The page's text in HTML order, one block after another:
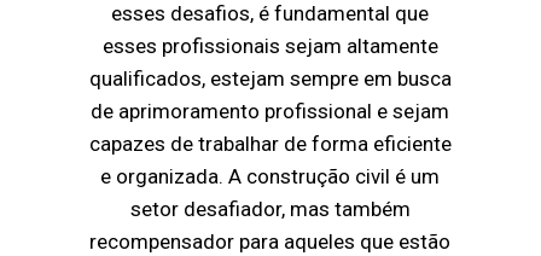
esses desafios, é fundamental que
esses profissionais sejam altamente
qualificados, estejam sempre em busca
de aprimoramento profissional e sejam
capazes de trabalhar de forma eficiente
e organizada. A construção civil é um
setor desafiador, mas também
recompensador para aqueles que estão